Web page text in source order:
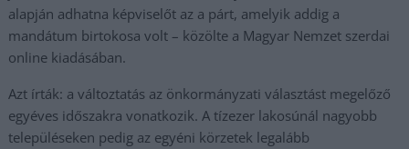
alapján adhatna képviselőt az a párt, amelyik addig a
mandátum birtokosa volt – közölte a Magyar Nemzet szerdai
online kiadásában.
Azt írták: a változtatás az önkormányzati választást megelőző
egyéves időszakra vonatkozik. A tízezer lakosúnál nagyobb
településeken pedig az egyéni körzetek legalább